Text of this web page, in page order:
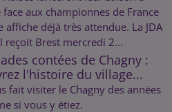
aux championnes de France
affiche déjà très attendue. La JDA
reçoit Brest mercredi 2...
contées de Chagny :
l'histoire du village...
fait visiter le Chagny des années
si vous y étiez.